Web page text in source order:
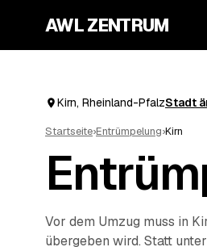
AWL ZENTRUM
Kirn, Rheinland-PfalzStadt
Startseite›Entrümpelung›Kirn
Vor dem Umzug muss in
übergeben wird. Statt